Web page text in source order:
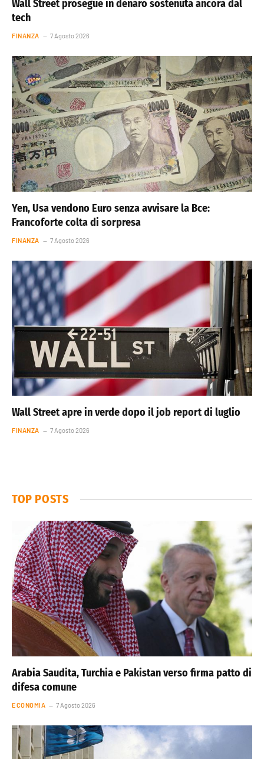
Wall Street prosegue in denaro sostenuta ancora dal
tech
FINANZA 7 Agosto 2026
Yen, Usa vendono Euro senza avvisare la Bce:
Francoforte colta di sorpresa
FINANZA 7 Agosto 2026
Wall Street apre in verde dopo il job report di luglio
FINANZA 7 Agosto 2026
TOP POSTS
Arabia Saudita, Turchia e Pakistan verso firma patto di
difesa comune
ECONOMIA 7 Agosto 2026